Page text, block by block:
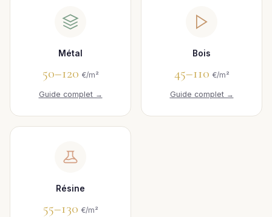
Métal
50–120 €/m²
Guide complet →
Bois
45–110 €/m²
Guide complet →
Résine
55–130 €/m²